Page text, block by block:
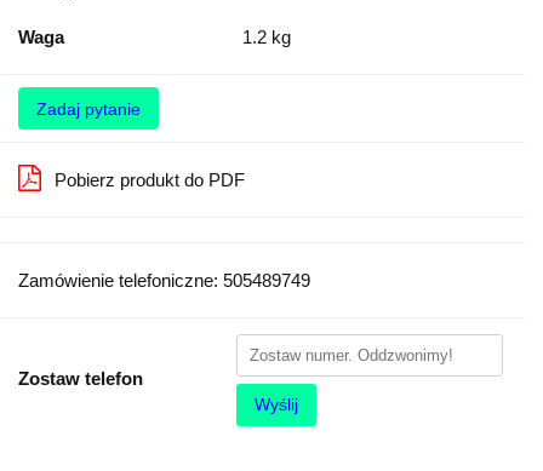
Waga 1.2 kg
Zadaj pytanie
Pobierz produkt do PDF
Zamówienie telefoniczne: 505489749
Zostaw telefon
Wyślij